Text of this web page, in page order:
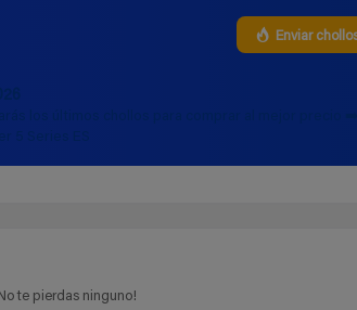
Enviar
los últimos chollos para comprar al mejor precio
5 Series ES
te pierdas ninguno!